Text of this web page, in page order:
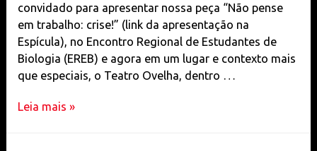
convidado para apresentar nossa peça “Não pense
em trabalho: crise!” (link da apresentação na
Espícula), no Encontro Regional de Estudantes de
Biologia (EREB) e agora em um lugar e contexto mais
que especiais, o Teatro Ovelha, dentro …
no
Leia mais »